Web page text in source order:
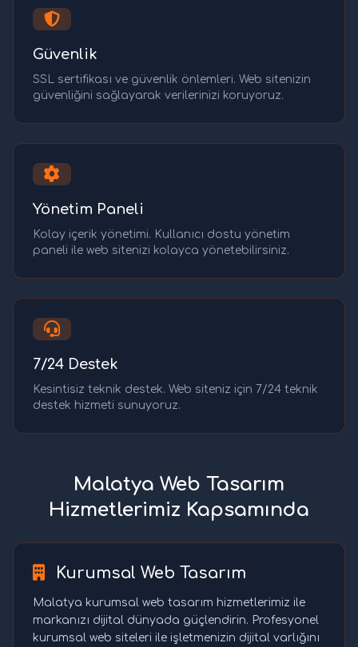
Güvenlik
SSL sertifikası ve güvenlik önlemleri. Web sitenizin
güvenliğini sağlayarak verilerinizi koruyoruz.
Yönetim Paneli
Kolay içerik yönetimi. Kullanıcı dostu yönetim
paneli ile web sitenizi kolayca yönetebilirsiniz.
7/24 Destek
Kesintisiz teknik destek. Web siteniz için 7/24 teknik
destek hizmeti sunuyoruz.
Malatya Web Tasarım
Hizmetlerimiz Kapsamında
Kurumsal Web Tasarım
Malatya kurumsal web tasarım hizmetlerimiz ile
markanızı dijital dünyada güçlendirin. Profesyonel
kurumsal web siteleri ile işletmenizin dijital varlığını